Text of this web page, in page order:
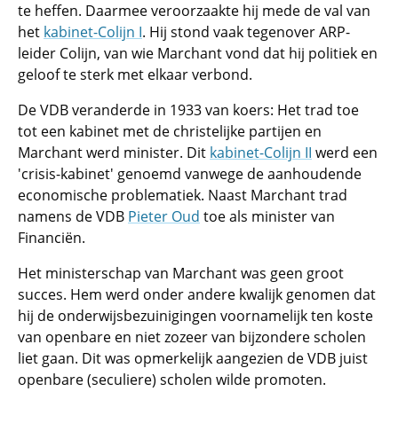
te heffen. Daarmee veroorzaakte hij mede de val van
het kabinet-Colijn I. Hij stond vaak tegenover ARP-
leider Colijn, van wie Marchant vond dat hij politiek en
geloof te sterk met elkaar verbond.
De VDB veranderde in 1933 van koers: Het trad toe
tot een kabinet met de christelijke partijen en
Marchant werd minister. Dit kabinet-Colijn II werd een
'crisis-kabinet' genoemd vanwege de aanhoudende
economische problematiek. Naast Marchant trad
namens de VDB Pieter Oud toe als minister van
Financiën.
Het ministerschap van Marchant was geen groot
succes. Hem werd onder andere kwalijk genomen dat
hij de onderwijsbezuinigingen voornamelijk ten koste
van openbare en niet zozeer van bijzondere scholen
liet gaan. Dit was opmerkelijk aangezien de VDB juist
openbare (seculiere) scholen wilde promoten.